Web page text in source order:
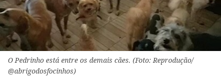
O Pedrinho está entre os demais cães. (Foto: Reprodução/
@abrigodosfocinhos)